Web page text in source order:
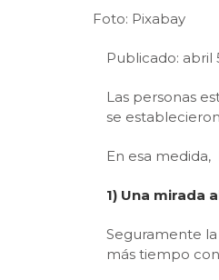
Foto: Pixabay
Publicado: abril
Las personas
se
En esa
1) Una mirada
Seguramente
más tiempo